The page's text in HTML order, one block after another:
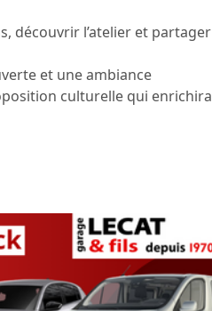
découvrir l’atelier et partager
et une ambiance
culturelle qui enrichira